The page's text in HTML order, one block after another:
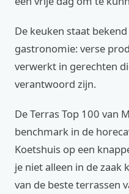
De keuken staat
gastronomie: verse
verwerkt in gerechten
verantwoord zijn.
De Terras Top 100 van
benchmark in de
Koetshuis op een
je niet alleen in de zaak
van de beste terrassen